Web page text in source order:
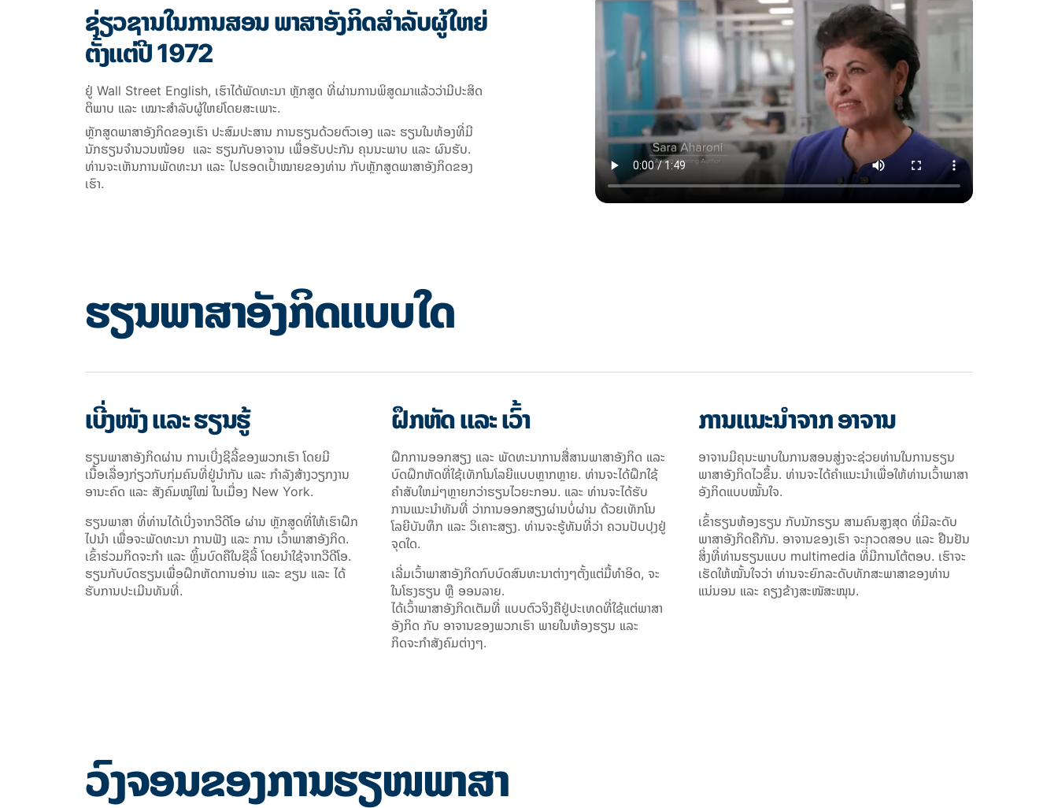
ຊ່ຽວຊານໃນການສອນ ພາສາອັງກິດສຳລັບຜູ້ໃຫຍ່
ຕັ້ງແຕ່ປີ 1972
ຢູ່ Wall Street English, ເຮົາໄດ້ພັດທະນາ ຫຼັກສູດ ທີຜ່ານການພິສູດມາແລ້ວວ່າມີປະສິດ
ຕິພາບ ແລະ ເໝາະສຳລັບຜູ້ໃຫຍ່ໂດຍສະເພາະ.
ຫຼັກສູດພາສາອັງກິດຂອງເຮົາ ປະສົມປະສານ ການຮຽນດ້ວຍຕົວເອງ ແລະ ຮຽນໃນຫ້ອງທີ່ມີ
ນັກຮຽນຈຳນວນໜ້ອຍ ແລະ ຮຽນກັບອາຈານ ເພື່ອຮັບປະກັນ ຄຸນນະພາບ ແລະ ຜົນຮັບ.
ທ່ານຈະເຫັນການພັດທະນາ ແລະ ໄປຮອດເປົ້າໝາຍຂອງທ່ານ ກັບຫຼັກສູດພາສາອັງກິດຂອງ
ເຮົາ.
ຮຽນພາສາອັງກິດແບບໃດ
ເບີ່ງໜັງ ແລະ ຮຽນຮູ້
ຮຽນພາສາອັງກິດຜ່ານ ການເບີ່ງຊີລີ້ຂອງພວກເຮົາ ໂດຍມີ
ເນື້ອເລື່ອງກ່ຽວກັບກຸ່ມຄົນທີ່ຢູ່ນຳກັນ ແລະ ກຳລັງສ້າງວຽກງານ
ອານະຄົດ ແລະ ສັງຄົມໝູ່ໃໝ່ ໃນເມື່ອງ New York.
ຮຽນພາສາ ທີ່ທ່ານໄດ້ເບີ່ງຈາກວີດີໂອ ຜ່ານ ຫຼັກສູດທີ່ໃຫ້ເຮົາຝຶກ
ໄປນຳ ເພື່ອຈະພັດທະນາ ການຟັງ ແລະ ການ ເວົ້າພາສາອັງກິດ.
ເຂົ້າຮ່ວມກິດຈະກຳ ແລະ ຫຼິ້ນບົດຄືໃນຊີລີ້ ໂດຍນຳໃຊ້ຈາກວີດີໂອ.
ຮຽນກັບບົດຮຽນເພື່ອຝຶກຫັດການອ່ານ ແລະ ຂຽນ ແລະ ໄດ້
ຮັບການປະເມີນທັນທີ່.
ຝຶກຫັດ ແລະ ເວົ້າ
ຝຶກການອອກສຽງ ແລະ ພັດທະນາການສື່ສານພາສາອັງກິດ ແລະ
ບົດຝຶກຫັດທີ່ໃຊ້ເທັກໂນໂລຍີແບບຫຼາກຫຼາຍ. ທ່ານຈະໄດ້ຝຶກໃຊ້
ຄຳສັບໃຫມ່ໆຫຼາຍກວ່າຮຽນໄວຍະກອນ. ແລະ ທ່ານຈະໄດ້ຮັບ
ການແນະນຳທັນທີ່ ວ່າການອອກສຽງຜ່ານບໍ່ຜ່ານ ດ້ວຍເທັກໂນ
ໂລຍີບັນທຶກ ແລະ ວິເຄາະສຽງ. ທ່ານຈະຮູ້ທັນທີ່ວ່າ ຄວນປັບປຸງຢູ່
ຈຸດໃດ.
ເລີ່ມເວົ້າພາສາອັງກິດກົບບົດສົນທະນາຕ່າງໆຕັ້ງແຕ່ມື້ທຳອິດ, ຈະ
ໃນໂຮງຮຽນ ຫຼື ອອນລາຍ.
ໄດ້ເວົ້າພາສາອັງກິດເຕັມທີ່ ແບບຕົວຈິງຄືຢູ່ປະເທດທີ່ໃຊ້ແຕ່ພາສາ
ອັງກິດ ກັບ ອາຈານຂອງພວກເຮົາ ພາຍໃນຫ້ອງຮຽນ ແລະ
ກິດຈະກຳສັງຄົມຕ່າງໆ.
ການແນະນຳຈາກ ອາຈານ
ອາຈານມີຄຸນະພາບໃນການສອນສູ່ງຈະຊ່ວຍທ່ານໃນການຮຽນ
ພາສາອັງກິດໄວຂຶ້ນ. ທ່ານຈະໄດ້ຄຳແນະນຳເພື່ອໃຫ້ທ່ານເວົ້າພາສາ
ອັງກິດແບບໝັ້ນໃຈ.
ເຂົ້າຮຽນຫ້ອງຮຽນ ກັບນັກຮຽນ ສາມຄົນສູງສຸດ ທີ່ມີລະດັບ
ພາສາອັງກິດຄືກັນ. ອາຈານຂອງເຮົາ ຈະກວດສອບ ແລະ ຢືນຢັນ
ສິ່ງທີ່ທ່ານຮຽນແບບ multimedia ທີ່່ມີການໂຕ້ຕອບ. ເຮົາຈະ
ເຮັດໃຫ້ໝັ້ນໃຈວ່າ ທ່ານຈະຍົກລະດັບທັກສະພາສາຂອງທ່ານ
ແນ່ນອນ ແລະ ຄຽງຂ້າງສະໜັສະໜຸນ.
ວົງຈອນຂອງການຮຽໜພາສາ